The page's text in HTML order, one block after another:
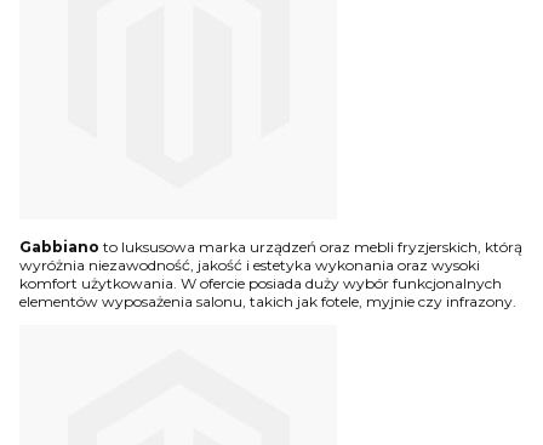
Gabbiano to luksusowa marka urządzeń oraz mebli fryzjerskich, którą
wyróżnia niezawodność, jakość i estetyka wykonania oraz wysoki
komfort użytkowania. W ofercie posiada duży wybór funkcjonalnych
elementów wyposażenia salonu, takich jak fotele, myjnie czy infrazony.